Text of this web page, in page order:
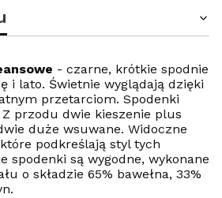
- czarne, krótkie spodnie
i lato. Świetnie wyglądają dzięki
przetarciom. Spodenki
przodu dwie kieszenie plus
duże wsuwane. Widoczne
podkreślają styl tych
spodenki są wygodne, wykonane
o składzie 65% bawełna, 33%